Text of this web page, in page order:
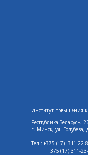
Институт повышения
Республика Беларусь,
г. Минск, ул. Голубева,
Тел.: +375 (17) 311-22-
+375 (17) 311-